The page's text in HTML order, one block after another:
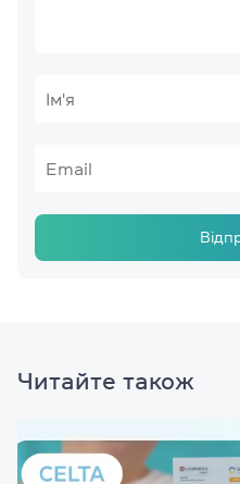
Читайте також